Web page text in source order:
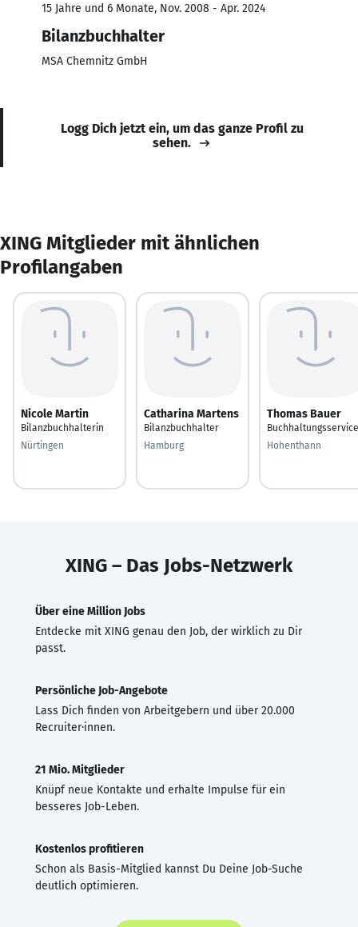
15 Jahre und 6 Monate, Nov. 2008 - Apr. 2024
Bilanzbuchhalter
MSA Chemnitz GmbH
Logg Dich jetzt ein, um das ganze Profil zu
sehen.
XING Mitglieder mit ähnlichen
Profilangaben
Nicole Martin
Bilanzbuchhalterin
Nürtingen
Catharina Martens
Bilanzbuchhalter
Hamburg
Thomas Bauer
Buchhaltungsservice
Hohenthann
XING – Das Jobs-Netzwerk
Über eine Million Jobs
Entdecke mit XING genau den Job, der wirklich zu Dir
passt.
Persönliche Job-Angebote
Lass Dich finden von Arbeitgebern und über 20.000
Recruiter·innen.
21 Mio. Mitglieder
Knüpf neue Kontakte und erhalte Impulse für ein
besseres Job-Leben.
Kostenlos profitieren
Schon als Basis-Mitglied kannst Du Deine Job-Suche
deutlich optimieren.